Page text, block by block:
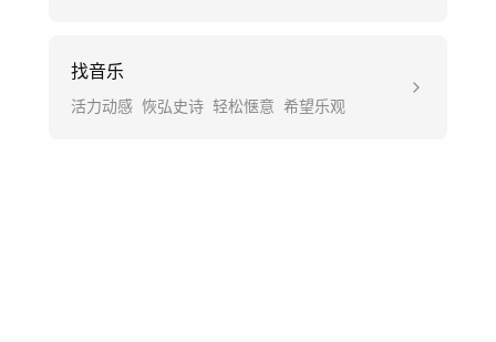
找音乐
活力动感 恢弘史诗 轻松惬意 希望乐观